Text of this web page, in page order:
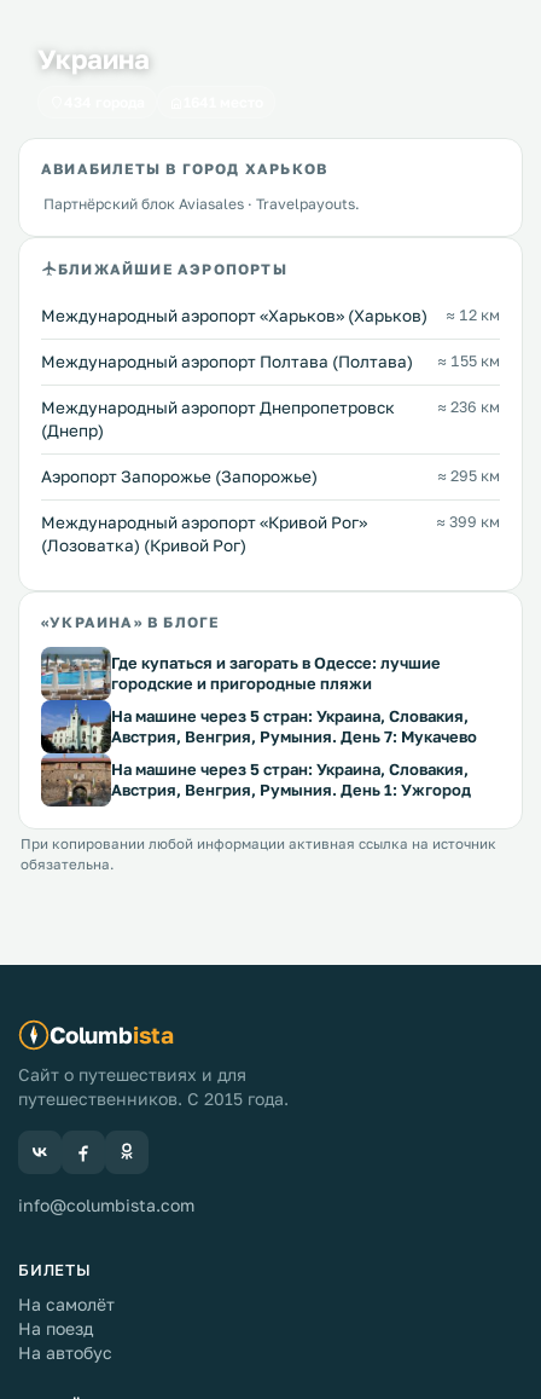
Украина
АВИАБИЛЕТЫ В ГОРОД ХАРЬКОВ
Партнёрский блок Aviasales · Travelpayouts.
БЛИЖАЙШИЕ АЭРОПОРТЫ
Международный аэропорт «Харьков» (Харьков) ≈ 12 км
Международный аэропорт Полтава (Полтава) ≈ 155 км
Международный аэропорт Днепропетровск
(Днепр)
≈ 236 км
Аэропорт Запорожье (Запорожье) ≈ 295 км
Международный аэропорт «Кривой Рог»
(Лозоватка) (Кривой Рог)
≈ 399 км
«УКРАИНА» В БЛОГЕ
Где купаться и загорать в Одессе: лучшие
городские и пригородные пляжи
На машине через 5 стран: Украина, Словакия,
Австрия, Венгрия, Румыния. День 7: Мукачево
На машине через 5 стран: Украина, Словакия,
Австрия, Венгрия, Румыния. День 1: Ужгород
При копировании любой информации активная ссылка на источник
обязательна.
Columbista
Сайт о путешествиях и для
путешественников. С 2015 года.
info@columbista.com
БИЛЕТЫ
На самолёт
На поезд
На автобус